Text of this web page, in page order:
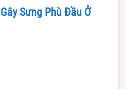
Sưng Phù Đầu Ở